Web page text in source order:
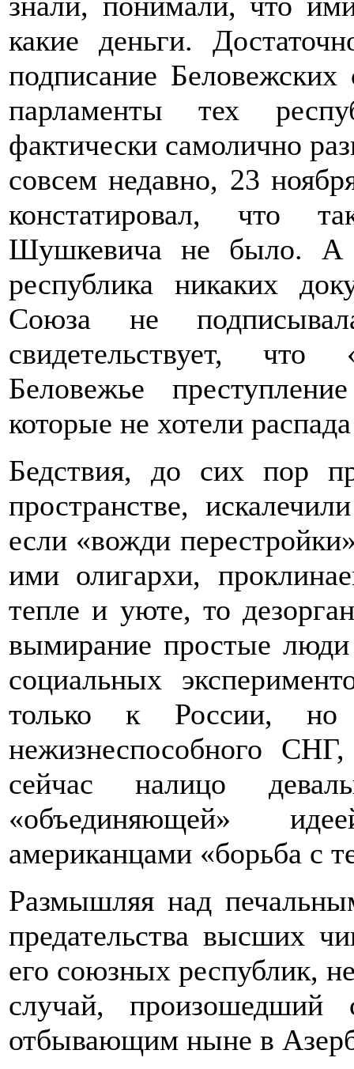
какие деньги.
подписание
парламенты тех
фактически самолично
совсем недавно, 23
констатировал, что
Шушкевича не было. А
республика никаких
Союза не
свидетельствует,
Беловежье
которые не хотели
Бедствия, до сих пор
пространстве,
если «вожди
ими олигархи,
тепле и уюте, то
вымирание простые люди
социальных
только к России, но
нежизнеспособного
сейчас налицо
«объединяющей»
американцами «борьба с
Размышляя над
предательства высших
его союзных республик,
случай,
отбывающим ныне в